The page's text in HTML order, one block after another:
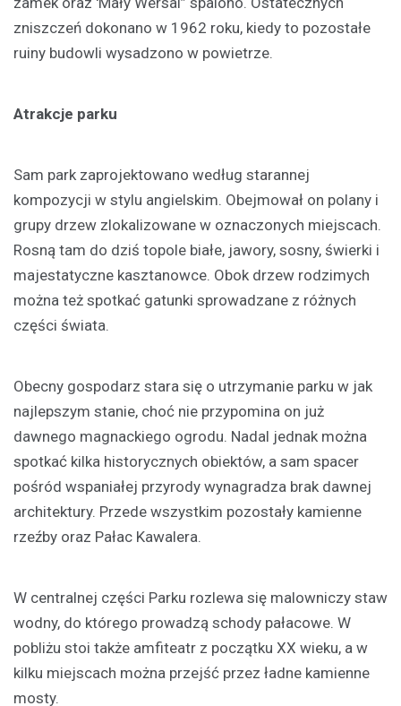
zniszczeń dokonano w 1962 roku, kiedy to pozostałe
ruiny budowli wysadzono w powietrze.
Atrakcje parku
Sam park zaprojektowano według starannej
kompozycji w stylu angielskim. Obejmował on polany i
grupy drzew zlokalizowane w oznaczonych miejscach.
Rosną tam do dziś topole białe, jawory, sosny, świerki i
majestatyczne kasztanowce. Obok drzew rodzimych
można też spotkać gatunki sprowadzane z różnych
części świata.
Obecny gospodarz stara się o utrzymanie parku w jak
najlepszym stanie, choć nie przypomina on już
dawnego magnackiego ogrodu. Nadal jednak można
spotkać kilka historycznych obiektów, a sam spacer
pośród wspaniałej przyrody wynagradza brak dawnej
architektury. Przede wszystkim pozostały kamienne
rzeźby oraz Pałac Kawalera.
W centralnej części Parku rozlewa się malowniczy staw
wodny, do którego prowadzą schody pałacowe. W
pobliżu stoi także amfiteatr z początku XX wieku, a w
kilku miejscach można przejść przez ładne kamienne
mosty.